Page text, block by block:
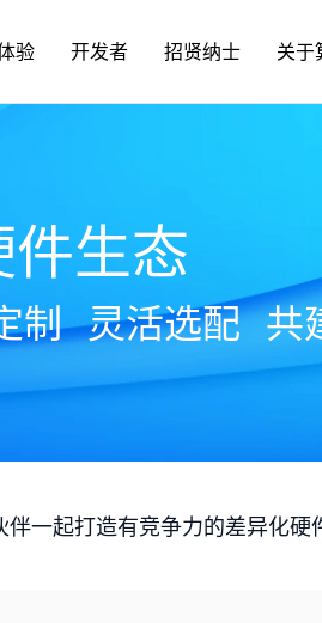
验 开发者 招贤纳士 关于
件生态
制 灵活选配 共
一起打造有竞争力的差异化硬